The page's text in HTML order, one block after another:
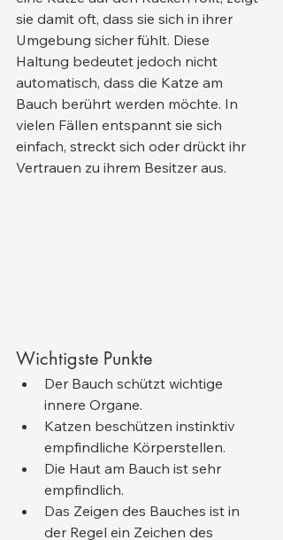
sie damit oft, dass sie sich in ihrer
Umgebung sicher fühlt. Diese
Haltung bedeutet jedoch nicht
automatisch, dass die Katze am
Bauch berührt werden möchte. In
vielen Fällen entspannt sie sich
einfach, streckt sich oder drückt ihr
Vertrauen zu ihrem Besitzer aus.
Wichtigste Punkte
Der Bauch schützt wichtige
innere Organe.
Katzen beschützen instinktiv
empfindliche Körperstellen.
Die Haut am Bauch ist sehr
empfindlich.
Das Zeigen des Bauches ist in
der Regel ein Zeichen des